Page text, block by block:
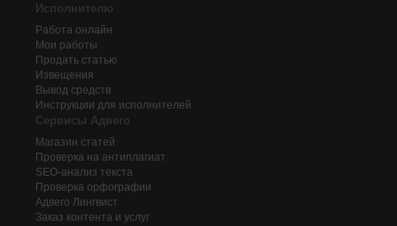
Исполнителю
Работа онлайн
Мои работы
Продать статью
Извещения
Вывод средств
Инструкции для исполнителей
Сервисы Адвего
Магазин статей
Проверка на антиплагиат
SEO-анализ текста
Проверка орфографии
Адвего Лингвист
Заказ контента и услуг